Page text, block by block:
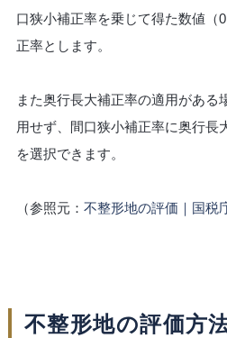
口狭小補正率を乗じて得た数値（
正率とします。
また奥行長大補正率の適用がある
用せず、間口狭小補正率に奥行長
を選択できます。
（参照元： 不整形地の評価｜国税
不整形地の評価方